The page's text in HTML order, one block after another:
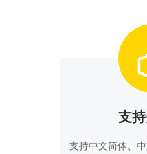
支
支持中文简体、